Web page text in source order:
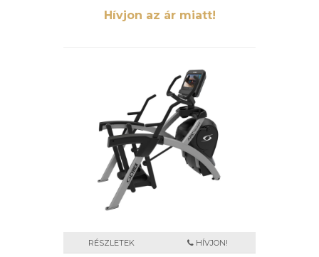
Hívjon az ár miatt!
RÉSZLETEK HÍVJON!